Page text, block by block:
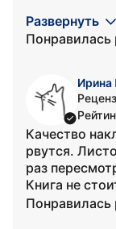
Развернуть
Понравилась
Ирина
Качество
рвутся.
раз
Книга не
Понравилась